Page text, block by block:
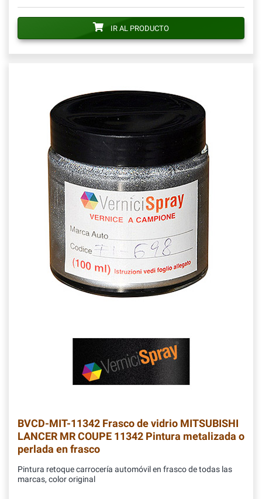
IR AL PRODUCTO
BVCD-MIT-11342 Frasco de vidrio MITSUBISHI
LANCER MR COUPE 11342 Pintura metalizada o
perlada en frasco
Pintura retoque carrocería automóvil en frasco de todas las
marcas, color original